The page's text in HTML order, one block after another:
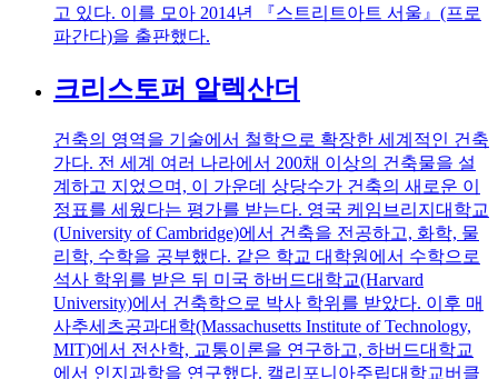
고 있다. 이를 모아 2014년 『스트리트아트 서울』(프로
파간다)을 출판했다.
크리스토퍼 알렉산더
건축의 영역을 기술에서 철학으로 확장한 세계적인 건축
가다. 전 세계 여러 나라에서 200채 이상의 건축물을 설
계하고 지었으며, 이 가운데 상당수가 건축의 새로운 이
정표를 세웠다는 평가를 받는다. 영국 케임브리지대학교
(University of Cambridge)에서 건축을 전공하고, 화학, 물
리학, 수학을 공부했다. 같은 학교 대학원에서 수학으로
석사 학위를 받은 뒤 미국 하버드대학교(Harvard
University)에서 건축학으로 박사 학위를 받았다. 이후 매
사추세츠공과대학(Massachusetts Institute of Technology,
MIT)에서 전산학, 교통이론을 연구하고, 하버드대학교
에서 인지과학을 연구했다. 캘리포니아주립대학교버클